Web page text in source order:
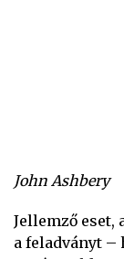
John Ashbery
Jellemző
a feladványt –